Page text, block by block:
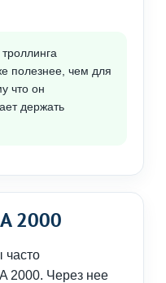
полезнее, чем для
что он
держать
2000
часто
2000. Через нее